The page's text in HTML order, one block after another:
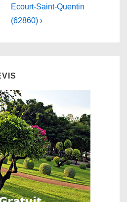
is
Ecourt-Saint-Quentin
(62860) ›